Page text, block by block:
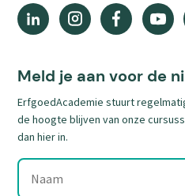
Linkedin
link)
Instagram
link)
Facebook
link)
link)
Meld je aan voor de
ErfgoedAcademie stuurt
de hoogte blijven van onze
dan hier in.
Naam